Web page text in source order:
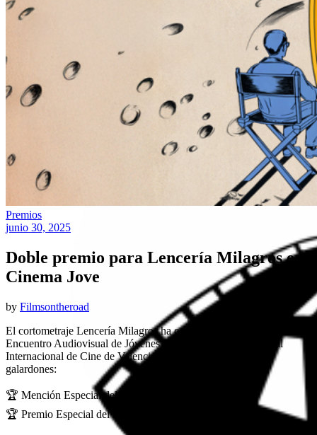
Premios
junio 30, 2025
Doble premio para Lencería Milagros en
Cinema Jove
by Filmsontheroad
El cortometraje Lencería Milagros ha conquistado al jurado del
Encuentro Audiovisual de Jóvenes del Cinema Jove – Festival
Internacional de Cine de Valencia, logrando dos importantes
galardones:
🏆 Mención Especial del Jurado a la Dirección Artística
🏆 Premio Especial del Jurado